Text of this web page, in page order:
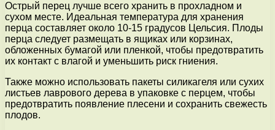
Острый перец лучше всего хранить в прохладном и
сухом месте. Идеальная температура для хранения
перца составляет около 10-15 градусов Цельсия. Плоды
перца следует размещать в ящиках или корзинах,
обложенных бумагой или пленкой, чтобы предотвратить
их контакт с влагой и уменьшить риск гниения.
Также можно использовать пакеты силикагеля или сухих
листьев лаврового дерева в упаковке с перцем, чтобы
предотвратить появление плесени и сохранить свежесть
плодов.